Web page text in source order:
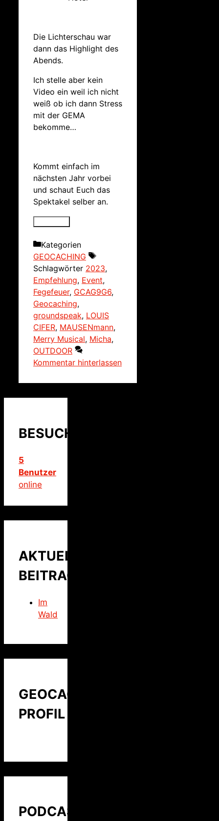
Die Lichterschau war
dann das Highlight des
Abends.
Ich stelle aber kein
Video ein weil ich nicht
weiß ob ich dann Stress
mit der GEMA
bekomme…
Kommt einfach im
nächsten Jahr vorbei
und schaut Euch das
Spektakel selber an.
Kategorien
GEOCACHING
Schlagwörter 2023,
Empfehlung, Event,
Fegefeuer, GCAG9G6,
Geocaching,
groundspeak, LOUIS
CIFER, MAUSENmann,
Merry Musical, Micha,
OUTDOOR
Kommentar hinterlassen
BESUCHER
5
Benutzer
online
AKTUELLER
BEITRAG
Im
Wald
GEOCACHING
PROFIL
PODCAST: